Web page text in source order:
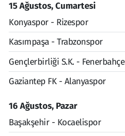
15 Ağustos, Cumartesi
Konyaspor - Rizespor
Kasımpaşa - Trabzonspor
Gençlerbirliği S.K. - Fenerbahçe
Gaziantep FK - Alanyaspor
16 Ağustos, Pazar
Başakşehir - Kocaelispor